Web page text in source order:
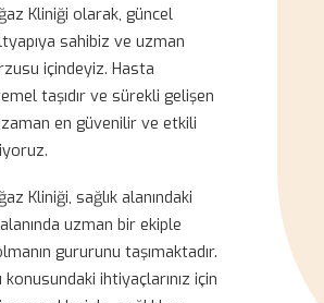
anlamak ve onları etkili tedavilere
Dr. Senan Murat'ın kişiselleştirilmiş
ve beklentilerini karşılayarak onların
sağlar.
Boğaz Kliniği olarak, güncel
altyapıya sahibiz ve uzman
arzusu içindeyiz. Hasta
temel taşıdır ve sürekli gelişen
her zaman en güvenilir ve etkili